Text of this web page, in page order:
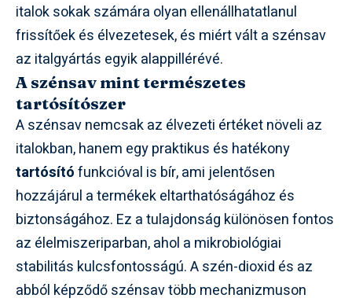
italok sokak számára olyan ellenállhatatlanul
frissítőek és élvezetesek, és miért vált a szénsav
az italgyártás egyik alappillérévé.
A szénsav mint természetes
tartósítószer
A szénsav nemcsak az élvezeti értéket növeli az
italokban, hanem egy praktikus és hatékony
tartósítófunkcióval is bír, ami jelentősen
hozzájárul a termékek eltarthatóságához és
biztonságához. Ez a tulajdonság különösen fontos
az élelmiszeriparban, ahol a mikrobiológiai
stabilitás kulcsfontosságú. A szén-dioxid és az
abból képződő szénsav több mechanizmuson